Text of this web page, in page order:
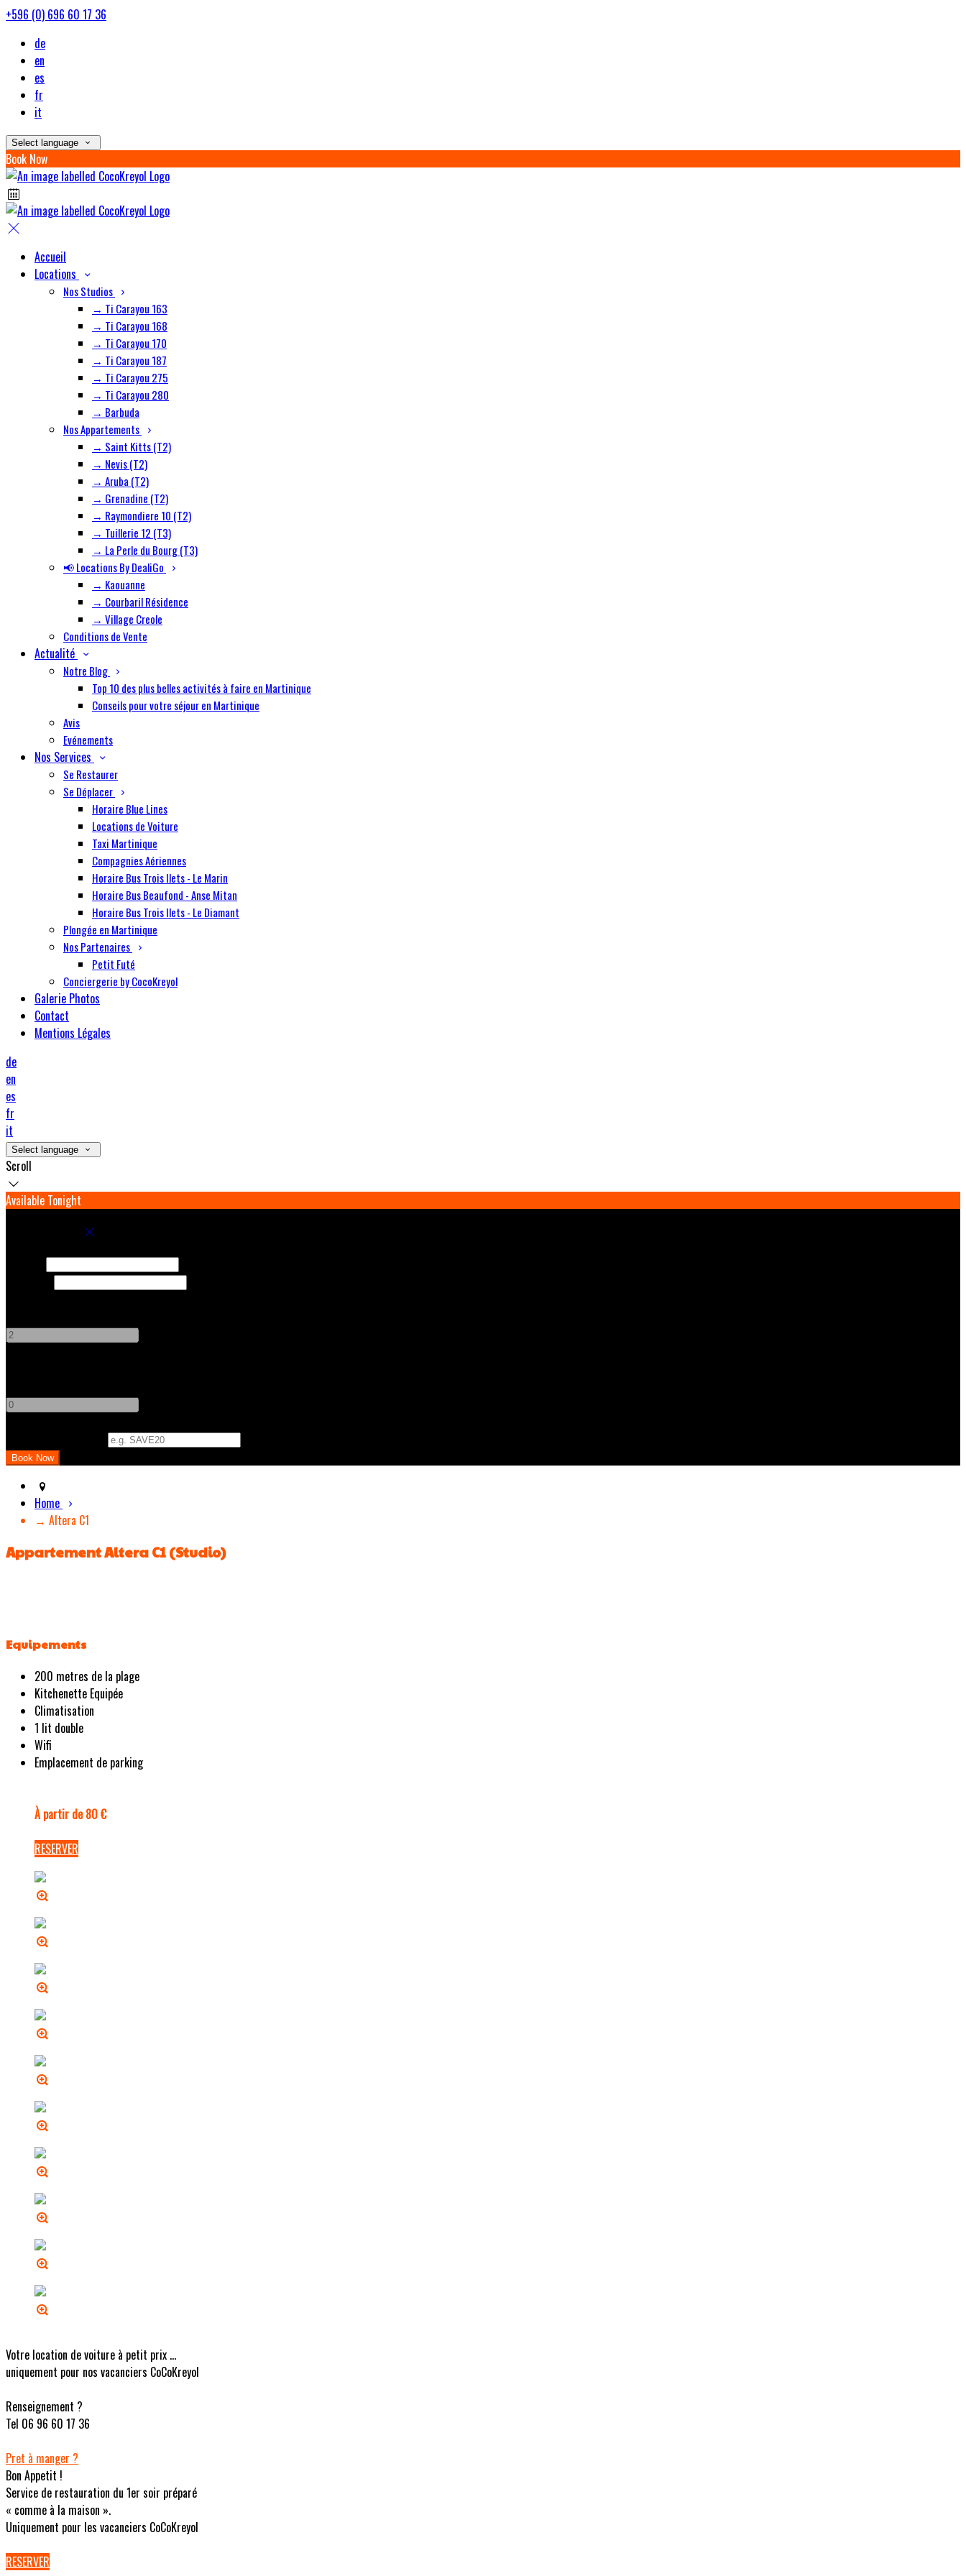
+596 (0) 696 60 17 36
de
en
es
fr
it
Select language
Book Now
Accueil
Locations
Nos Studios
→ Ti Carayou 163
→ Ti Carayou 168
→ Ti Carayou 170
→ Ti Carayou 187
→ Ti Carayou 275
→ Ti Carayou 280
→ Barbuda
Nos Appartements
→ Saint Kitts (T2)
→ Nevis (T2)
→ Aruba (T2)
→ Grenadine (T2)
→ Raymondiere 10 (T2)
→ Tuillerie 12 (T3)
→ La Perle du Bourg (T3)
📢 Locations By DealiGo
→ Kaouanne
→ Courbaril Résidence
→ Village Creole
Conditions de Vente
Actualité
Notre Blog
Top 10 des plus belles activités à faire en Martinique
Conseils pour votre séjour en Martinique
Avis
Evénements
Nos Services
Se Restaurer
Se Déplacer
Horaire Blue Lines
Locations de Voiture
Taxi Martinique
Compagnies Aériennes
Horaire Bus Trois Ilets - Le Marin
Horaire Bus Beaufond - Anse Mitan
Horaire Bus Trois Ilets - Le Diamant
Plongée en Martinique
Nos Partenaires
Petit Futé
Conciergerie by CocoKreyol
Galerie Photos
Contact
Mentions Légales
de
en
es
fr
it
Select language
Scroll
Available Tonight
Home
→ Altera C1
Appartement Altera C1 (Studio)
Equipements
200 metres de la plage
Kitchenette Equipée
Climatisation
1 lit double
Wifi
Emplacement de parking
À partir de 80 €
RESERVER
Votre location de voiture à petit prix ...
uniquement pour nos vacanciers CoCoKreyol
Renseignement ?
Tel 06 96 60 17 36
Pret à manger ?
Bon Appetit !
Service de restauration du 1er soir préparé
« comme à la maison ».
Uniquement pour les vacanciers CoCoKreyol
RESERVER